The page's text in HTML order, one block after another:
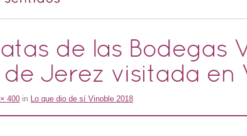
de las Bodegas
Jerez visitada en
400 in Lo que dio de sí Vinoble 2018